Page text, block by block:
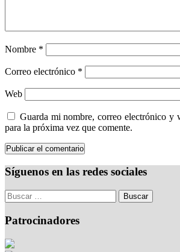
Nombre *
Correo electrónico *
Web
Guarda mi nombre, correo electrónico y
para la próxima vez que comente.
Síguenos en las redes sociales
Patrocinadores